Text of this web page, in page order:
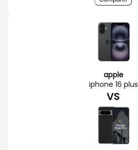
apple
iphone 16 plus
VS